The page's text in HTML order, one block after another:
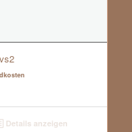
Details anzeigen